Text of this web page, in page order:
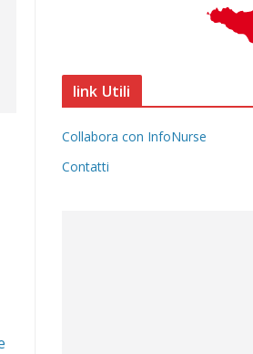
link Utili
Collabora con InfoNurse
Contatti